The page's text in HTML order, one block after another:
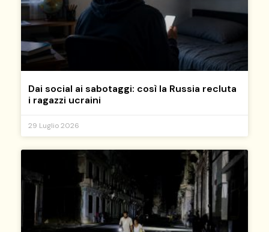
Dai social ai sabotaggi: così la Russia recluta
i ragazzi ucraini
29 Luglio 2026